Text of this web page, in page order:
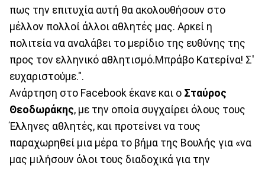
πως την επιτυχία αυτή θα ακολουθήσουν στο
μέλλον πολλοί άλλοι αθλητές μας. Αρκεί η
πολιτεία να αναλάβει το μερίδιο της ευθύνης της
προς τον ελληνικό αθλητισμό.Μπράβο Κατερίνα! Σ'
ευχαριστούμε.".
Ανάρτηση στο Facebook έκανε και ο Σταύρος
Θεοδωράκης, με την οποία συγχαίρει όλους τους
Έλληνες αθλητές, και προτείνει να τους
παραχωρηθεί μια μέρα το βήμα της Βουλής για «να
μας μιλήσουν όλοι τους διαδοχικά για την